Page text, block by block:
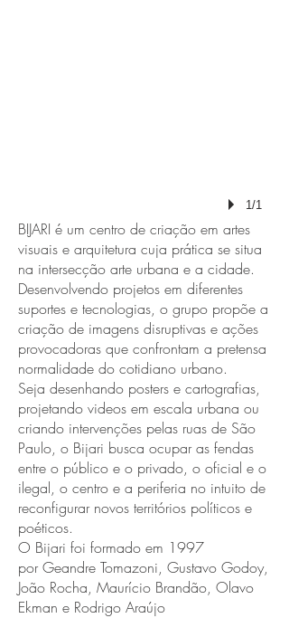
1/1
BIJARI é um centro de criação em artes
visuais e arquitetura cuja prática se situa
na intersecção arte urbana e a cidade.
Desenvolvendo projetos em diferentes
suportes e tecnologias, o grupo propõe a
criação de imagens disruptivas e ações
provocadoras que confrontam a pretensa
normalidade do cotidiano urbano.
Seja desenhando posters e cartografias,
projetando videos em escala urbana ou
criando intervenções pelas ruas de São
Paulo, o Bijari busca ocupar as fendas
entre o público e o privado, o oficial e o
ilegal, o centro e a periferia no intuito de
reconfigurar novos territórios políticos e
poéticos.
O Bijari foi formado em 1997
por Geandre Tomazoni, Gustavo Godoy,
João Rocha, Maurício Brandão, Olavo
Ekman e Rodrigo Araújo